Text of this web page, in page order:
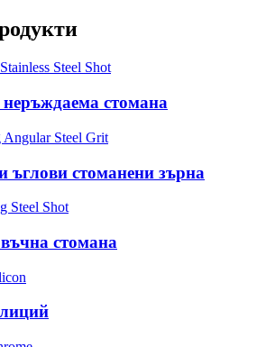
стомана
ъглови стоманени зърна
стомана